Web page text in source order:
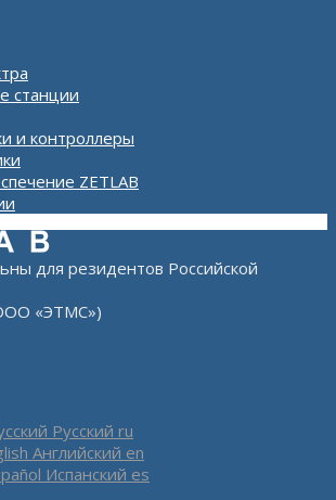
станции
и контроллеры
ZETLAB
для резидентов Российской
«ЭТМС»)
Русский ru
Английский en
Испанский es